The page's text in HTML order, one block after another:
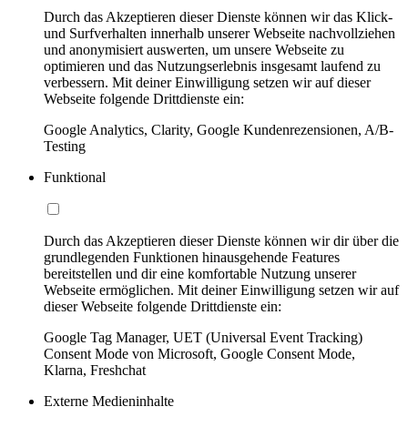
Durch das Akzeptieren dieser Dienste können wir das Klick-
und Surfverhalten innerhalb unserer Webseite nachvollziehen
und anonymisiert auswerten, um unsere Webseite zu
optimieren und das Nutzungserlebnis insgesamt laufend zu
verbessern. Mit deiner Einwilligung setzen wir auf dieser
Webseite folgende Drittdienste ein:
Google Analytics, Clarity, Google Kundenrezensionen, A/B-
Testing
Funktional
Durch das Akzeptieren dieser Dienste können wir dir über die
grundlegenden Funktionen hinausgehende Features
bereitstellen und dir eine komfortable Nutzung unserer
Webseite ermöglichen. Mit deiner Einwilligung setzen wir auf
dieser Webseite folgende Drittdienste ein:
Google Tag Manager, UET (Universal Event Tracking)
Consent Mode von Microsoft, Google Consent Mode,
Klarna, Freshchat
Externe Medieninhalte